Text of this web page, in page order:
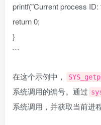
printf("Current process ID:
return 0;
}
```
在这个示例中，
系统调用的编号。通过
系统调用，并获取当前进